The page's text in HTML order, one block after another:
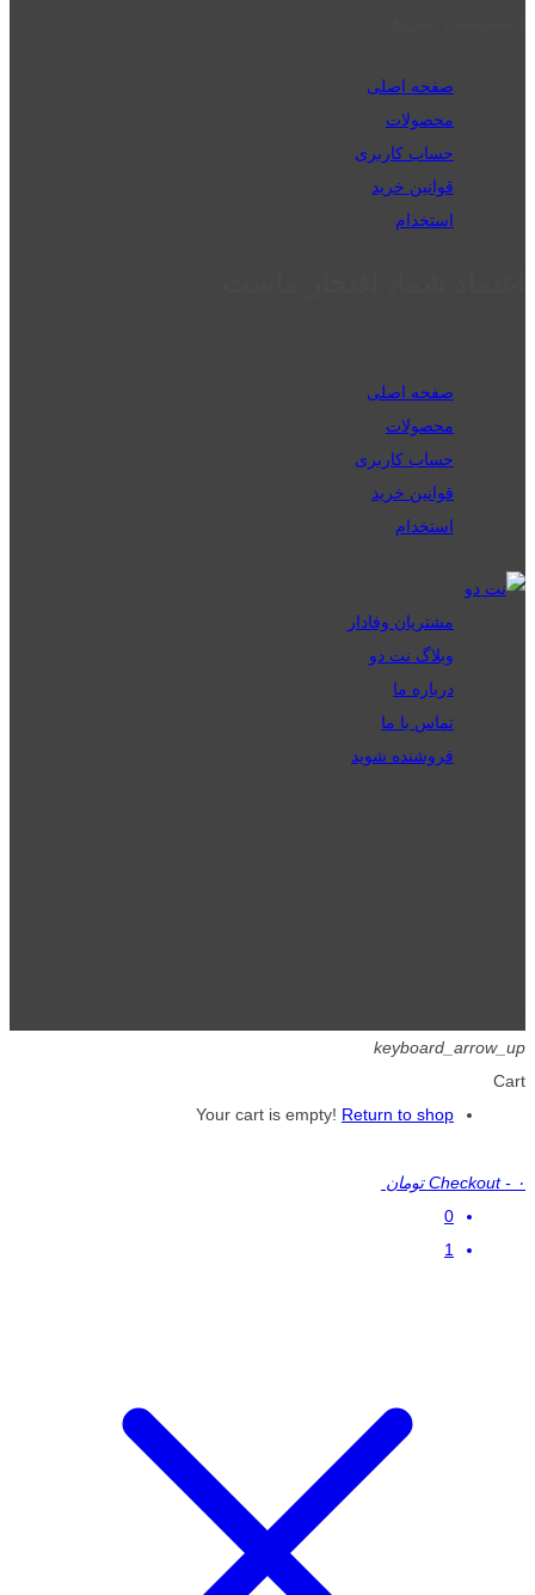
صفحه اصلی
محصولات
حساب کاربری
قوانین خرید
استخدام
صفحه اصلی
محصولات
حساب کاربری
قوانین خرید
استخدام
مشتریان وفادار
وبلاگ نت دو
درباره ما
تماس با ما
فروشنده شوید
keyboard_arrow_up
Cart
Your cart is empty! Return to shop
Checkout - ۰ تومان
0
1